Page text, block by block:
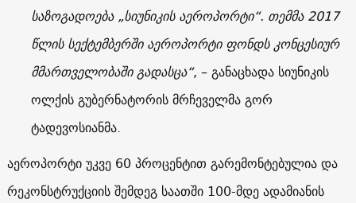
საზოგადოება „სიუნიკის აეროპორტი“. თემმა 2017
წლის სექტემბერში აეროპორტი ფონდს კონცესიურ
მმართველობაში გადასცა“, – განაცხადა სიუნიკის
ოლქის გუბერნატორის მრჩეველმა გორ
ტადევოსიანმა.
აეროპორტი უკვე 60 პროცენტით გარემონტებულია და
რეკონსტრუქციის შემდეგ საათში 100-მდე ადამიანის